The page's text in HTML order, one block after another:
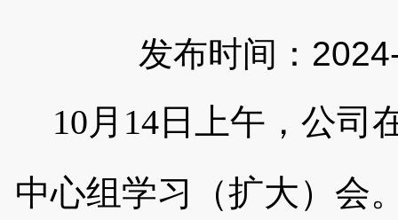
发布时间：
10月 14 日上午，公司
中心组学习（扩大）会